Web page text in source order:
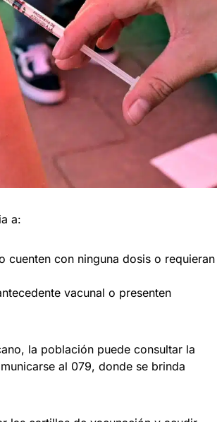
a:
cuenten con ninguna dosis o requieran
vacunal o presenten
la población puede consultar la
al 079, donde se brinda